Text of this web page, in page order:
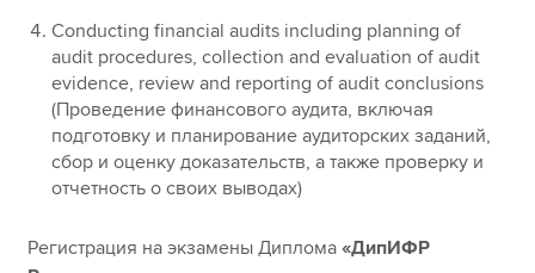
Conducting financial audits including planning of
audit procedures, collection and evaluation of audit
evidence, review and reporting of audit conclusions
(Проведение финансового аудита, включая
подготовку и планирование аудиторских заданий,
сбор и оценку доказательств, а также проверку и
отчетность о своих выводах)
Регистрация на экзамены Диплома«ДипИФР